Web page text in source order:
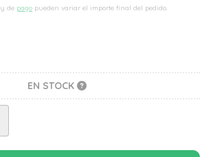
y de pago pueden variar el importe final del pedido.
EN STOCK